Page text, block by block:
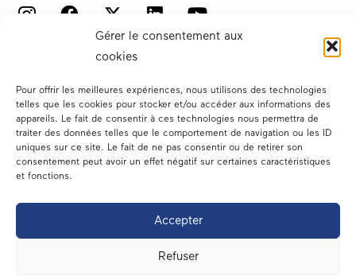
Gérer le consentement aux
cookies
Pour offrir les meilleures expériences, nous utilisons des technologies
telles que les cookies pour stocker et/ou accéder aux informations des
appareils. Le fait de consentir à ces technologies nous permettra de
traiter des données telles que le comportement de navigation ou les ID
uniques sur ce site. Le fait de ne pas consentir ou de retirer son
consentement peut avoir un effet négatif sur certaines caractéristiques
et fonctions.
Accepter
Refuser
Votre député
Dans les médias
En circonscription